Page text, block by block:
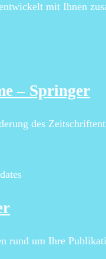
mit Ihnen
– Springer
des
rund um Ihre